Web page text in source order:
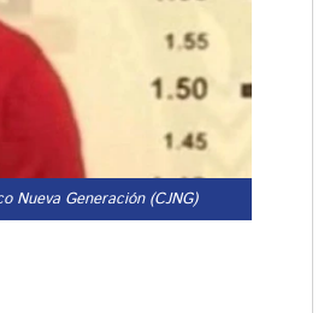
Nueva Generación (CJNG)